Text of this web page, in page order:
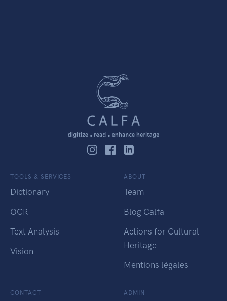
TOOLS & SERVICES
Dictionary
OCR
Text Analysis
Vision
ABOUT
Team
Blog Calfa
Actions for Cultural
Heritage
Mentions légales
CONTACT ADMIN